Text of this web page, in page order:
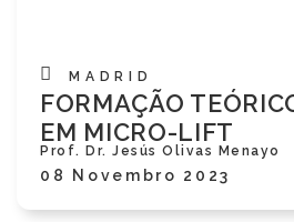
MADRID
FORMAÇÃO
EM MICRO-LIFT
Prof. Dr. Jesús Olivas Menayo
08 Novembro 2023